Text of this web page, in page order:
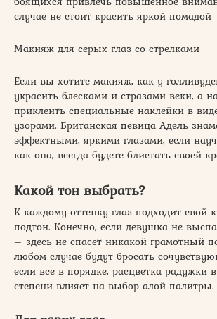
случае не стоит красить яркой помадой
Макияж для серых глаз со стрелками
Если вы хотите макияж, как у
украсить блесками и стразами веки, а
приклеить специальные наклейки в
узорами. Британская певица Адель
эффектными, яркими глазами, если
как она, всегда будете блистать своей
Какой тон выбрать?
К каждому оттенку глаз подходит свой
подтон. Конечно, если девушка не
– здесь не спасет никакой грамотный
любом случае будут бросать
если все в порядке, расцветка радужки
степени влияет на выбор алой палитры.